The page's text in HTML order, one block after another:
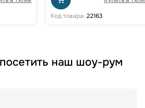
Код товара: 22163
наш шоу-рум